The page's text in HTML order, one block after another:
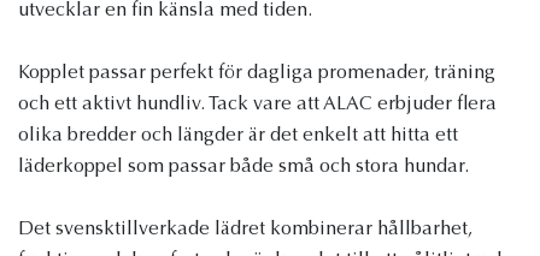
utvecklar en fin känsla med tiden.
Kopplet passar perfekt för dagliga promenader, träning
och ett aktivt hundliv. Tack vare att ALAC erbjuder flera
olika bredder och längder är det enkelt att hitta ett
läderkoppel som passar både små och stora hundar.
Det svensktillverkade lädret kombinerar hållbarhet,